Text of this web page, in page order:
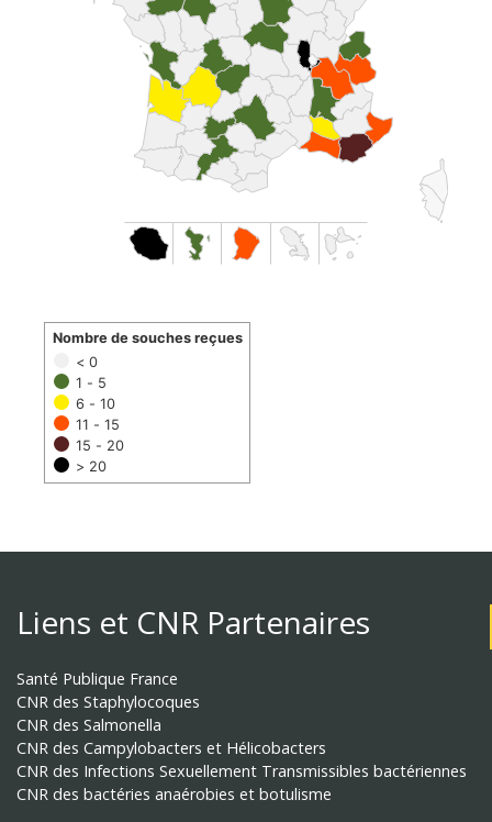
< 0
1 - 5
6 - 10
11 - 15
15 - 20
> 20
Nombre de souches reçues
Liens et CNR Partenaires
Santé Publique France
CNR des Staphylocoques
CNR des Salmonella
CNR des Campylobacters et Hélicobacters
CNR des Infections Sexuellement Transmissibles bactériennes
CNR des bactéries anaérobies et botulisme